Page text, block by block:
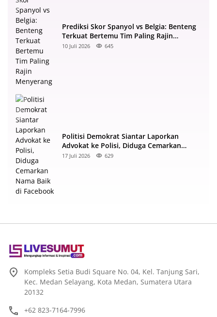
Prediksi Skor Spanyol vs Belgia: Benteng
Terkuat Bertemu Tim Paling Rajin
Menyerang
10 Juli 2026 645
Politisi Demokrat Siantar Laporkan
Advokat ke Polisi, Diduga Cemarkan
Nama Baik di Facebook
17 Juli 2026 629
Kompleks Setia Budi Square No. 04, Kel. Tanjung Sari,
Kec. Medan Selayang, Kota Medan, Sumatera Utara
20132
+62 823-7164-7996